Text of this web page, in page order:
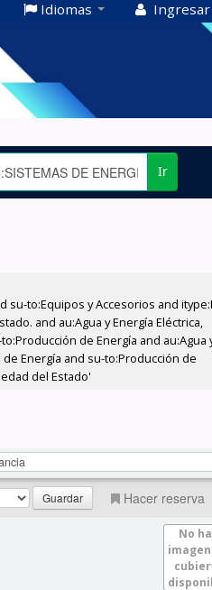
Idiomas Ingresar
Ir
su-to:Equipos y Accesorios and
and au:Agua y Energía Eléctrica,
de Energía and au:Agua
Energía and su-to:Producción de
del Estado'
Hacer reserva
No